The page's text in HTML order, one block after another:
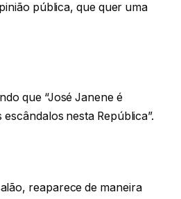
pública, que quer uma
que “José Janene é
nesta República”.
reaparece de maneira